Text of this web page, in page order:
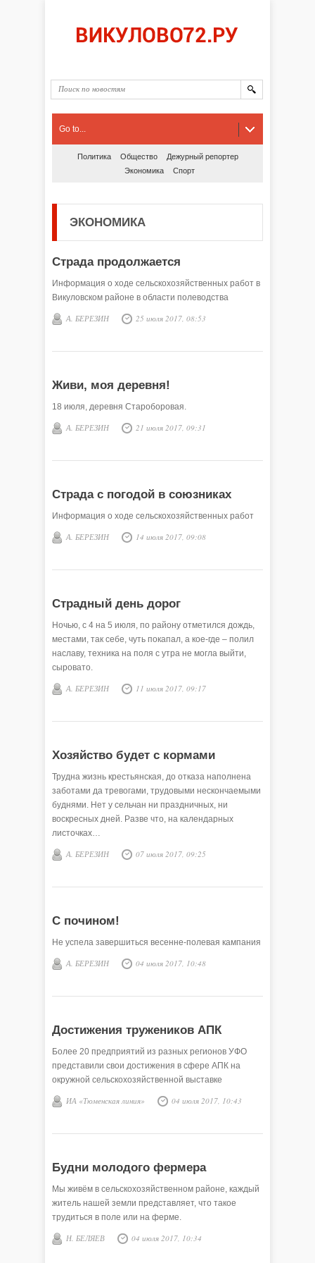
Go to...
Политика Общество
Дежурный репортер
Экономика
Спорт
ЭКОНОМИКА
Страда продолжается
Информация о ходе сельскохозяйственных работ в
Викуловском районе в области полеводства
А. БЕРЕЗИН 25 июля 2017, 08:53
Живи, моя деревня!
18 июля, деревня Староборовая.
А. БЕРЕЗИН 21 июля 2017, 09:31
Страда с погодой в союзниках
Информация о ходе сельскохозяйственных работ
А. БЕРЕЗИН 14 июля 2017, 09:08
Страдный день дорог
Ночью, с 4 на 5 июля, по району отметился дождь,
местами, так себе, чуть покапал, а кое-где – полил
наславу, техника на поля с утра не могла выйти,
сыровато.
А. БЕРЕЗИН 11 июля 2017, 09:17
Хозяйство будет с кормами
Трудна жизнь крестьянская, до отказа наполнена
заботами да тревогами, трудовыми нескончаемыми
буднями. Нет у сельчан ни праздничных, ни
воскресных дней. Разве что, на календарных
листочках…
А. БЕРЕЗИН 07 июля 2017, 09:25
С почином!
Не успела завершиться весенне-полевая кампания
А. БЕРЕЗИН 04 июля 2017, 10:48
Достижения тружеников АПК
Более 20 предприятий из разных регионов УФО
представили свои достижения в сфере АПК на
окружной сельскохозяйственной выставке
ИА «Тюменская линия» 04 июля 2017, 10:43
Будни молодого фермера
Мы живём в сельскохозяйственном районе, каждый
житель нашей земли представляет, что такое
трудиться в поле или на ферме.
Н. БЕЛЯЕВ 04 июля 2017, 10:34